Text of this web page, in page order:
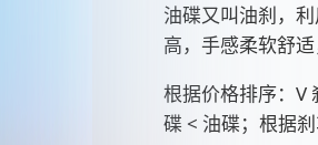
油碟又叫油刹，
高，手感柔软舒适
根据价格排序：V
碟 < 油碟；根据